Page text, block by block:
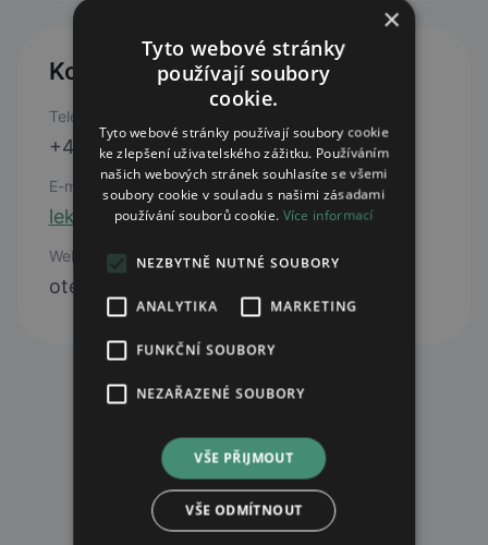
Kontakty
Telefon
+420 318 621 767
E-mail
lekarna@lekarnapribram.cz
Web
otevřít web
×
Tyto webové stránky
používají soubory
cookie.
Tyto webové stránky používají soubory cookie
ke zlepšení uživatelského zážitku. Používáním
našich webových stránek souhlasíte se všemi
soubory cookie v souladu s našimi zásadami
používání souborů cookie. Více informací
NEZBYTNĚ NUTNÉ SOUBORY
ANALYTIKA MARKETING
FUNKČNÍ SOUBORY
NEZAŘAZENÉ SOUBORY
VŠE PŘIJMOUT
VŠE ODMÍTNOUT